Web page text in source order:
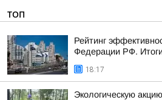
ТОП
Рейтинг
Федерации РФ.
18:17
Экологическую